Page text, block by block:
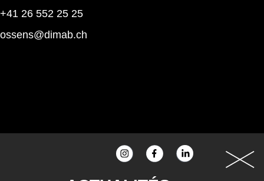
+41 26 552 25 25